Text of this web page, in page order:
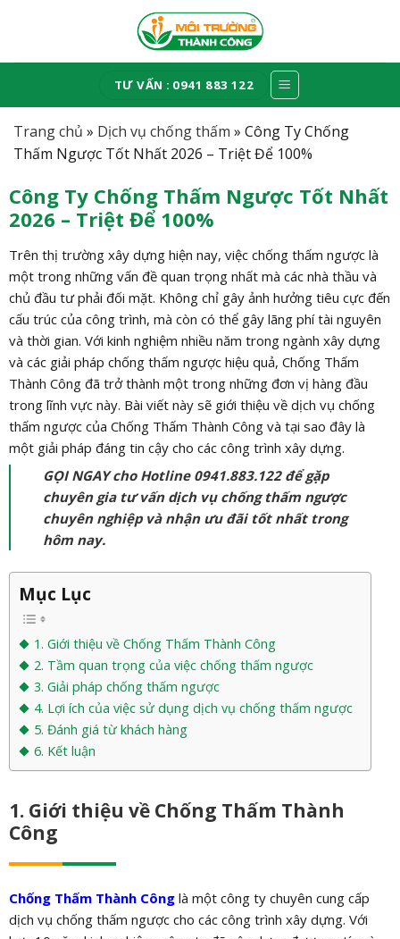
TƯ VẤN : 0941 883 122
Trang chủ » Dịch vụ chống thấm » Công Ty Chống
Thấm Ngược Tốt Nhất 2026 – Triệt Để 100%
Công Ty Chống Thấm Ngược Tốt Nhất
2026 – Triệt Để 100%
Trên thị trường xây dựng hiện nay, việc chống thấm ngược là
một trong những vấn đề quan trọng nhất mà các nhà thầu và
chủ đầu tư phải đối mặt. Không chỉ gây ảnh hưởng tiêu cực đến
cấu trúc của công trình, mà còn có thể gây lãng phí tài nguyên
và thời gian. Với kinh nghiệm nhiều năm trong ngành xây dựng
và các giải pháp chống thấm ngược hiệu quả, Chống Thấm
Thành Công đã trở thành một trong những đơn vị hàng đầu
trong lĩnh vực này. Bài viết này sẽ giới thiệu về dịch vụ chống
thấm ngược của Chống Thấm Thành Công và tại sao đây là
một giải pháp đáng tin cậy cho các công trình xây dựng.
GỌI NGAY cho Hotline 0941.883.122 để gặp
chuyên gia tư vấn dịch vụ chống thấm ngược
chuyên nghiệp và nhận ưu đãi tốt nhất trong
hôm nay.
Mục Lục
1. Giới thiệu về Chống Thấm Thành Công
2. Tầm quan trọng của việc chống thấm ngược
3. Giải pháp chống thấm ngược
4. Lợi ích của việc sử dụng dịch vụ chống thấm ngược
5. Đánh giá từ khách hàng
6. Kết luận
1. Giới thiệu về Chống Thấm Thành
Công
Chống Thấm Thành Cônglà một công ty chuyên cung cấp
dịch vụ chống thấm ngược cho các công trình xây dựng. Với